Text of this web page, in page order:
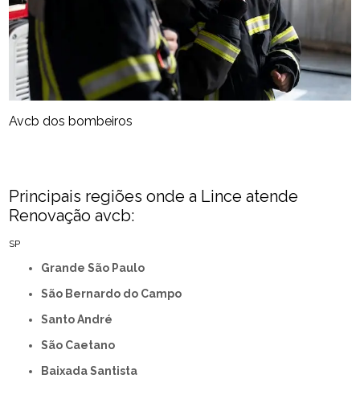
Avcb dos bombeiros
Principais regiões onde a Lince atende
Renovação avcb:
SP
Grande São Paulo
São Bernardo do Campo
Santo André
São Caetano
Baixada Santista